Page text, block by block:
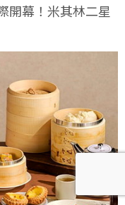
開幕！米其林二星